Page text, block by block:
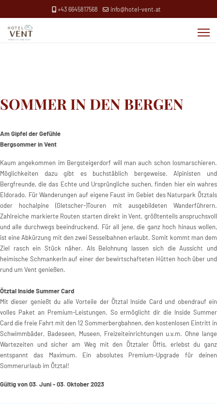
+43 6645817568 info@hotel-vent.at
SOMMER IN DEN BERGEN
Am Gipfel der Gefühle
Bergsommer in Vent
Kaum angekommen im Bergsteigerdorf will man auch schon losmarschieren.
Möglichkeiten dazu gibt es buchstäblich bergeweise. Alpinisten und
Bergfreunde, die das Echte und Ursprüngliche suchen, finden hier ein wahres
Eldorado. Für Wanderungen auf eigene Faust im Gebiet des Naturpark Ötztals
oder hochalpine (Gletscher-)Touren mit ausgebildeten Wanderführern.
Zahlreiche markierte Routen starten direkt in Vent, größtenteils anspruchsvoll
und alle durchwegs beeindruckend. Für all jene, die ganz hoch hinaus wollen,
ist eine Abkürzung mit den zwei Sesselbahnen erlaubt. Somit kommt man dem
Ziel rasch ein Stück näher. Als Belohnung lassen sich die Aussicht und
heimische Schmankerln auf einer der bewirtschafteten Hütten hoch über und
rund um Vent genießen.
Ötztal Inside Summer Card
Mit dieser genießt du alle Vorteile der Ötztal Inside Card und obendrauf ein
volles Paket an Premium-Leistungen. So ermöglicht dir die Inside Summer
Card die freie Fahrt mit den 12 Sommerbergbahnen, den kostenlosen Eintritt in
Schwimmbäder, Badeseen, Museen, Freizeiteinrichtungen u.v.m. Ohne lange
Wartezeiten und sicher am Weg mit den Ötztaler Öffis, erlebst du ganz
entspannt das Maximum. Ein absolutes Premium-Upgrade für deinen
Sommerurlaub im Ötztal!
Gültig von 03. Juni - 03. Oktober 2023